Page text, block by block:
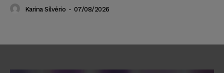
Karina Silvério - 07/08/2026